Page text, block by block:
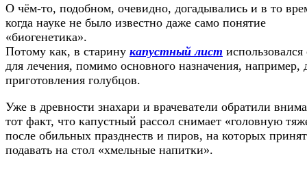
О чём-то, подобном, очевидно, догадывались и в то
когда науке не было известно даже само понятие
«биогенетика».
Потому как, в старину капустный лист
для лечения, помимо основного назначения, например,
приготовления голубцов.
Уже в древности знахари и врачеватели обратили
тот факт, что капустный рассол снимает «головную
после обильных празднеств и пиров, на которых
подавать на стол «хмельные напитки».